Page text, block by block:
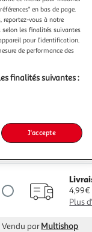
Plus
Vendu parM25
Plus
4,99€
Plus
Vendu parMultishop
en bas de page.
reportez-vous à notre
les finalités suivantes
pour l’identification.
de performance des
finalités suivantes :
J'accepte